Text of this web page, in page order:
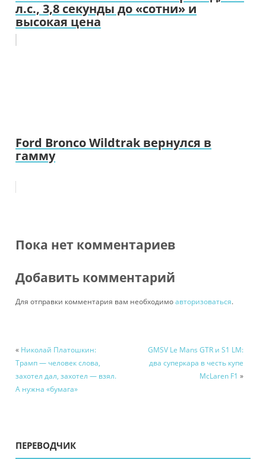
л.с., 3,8 секунды до «сотни» и
высокая цена
Ford Bronco Wildtrak вернулся в
гамму
Пока нет комментариев
Добавить комментарий
Для отправки комментария вам необходимоавторизоваться.
« Николай Платошкин:
Трамп — человек слова,
захотел дал, захотел — взял.
А нужна «бумага»
GMSV Le Mans GTR и S1 LM:
два суперкара в честь купе
McLaren F1 »
ПЕРЕВОДЧИК